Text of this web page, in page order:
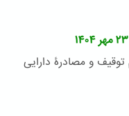
و مصادرۀ دارایی‌